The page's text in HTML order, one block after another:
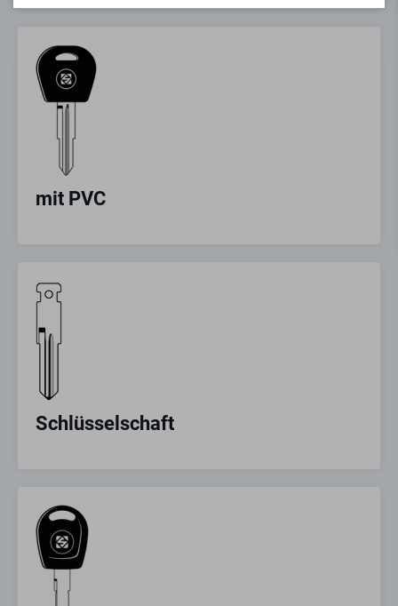
mit PVC
Schlüsselschaft